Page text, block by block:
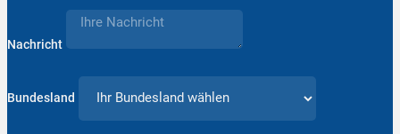
Nachricht
Bundesland